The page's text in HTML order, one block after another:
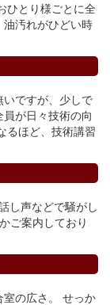
ひとり様ごとに全
油汚れがひどい時
いですが、少しで
が日々技術の向
るほど、技術講習
し声などで騒がし
ご案内しており
室の広さ。 せっか